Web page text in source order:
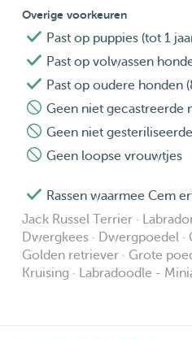
Overige voorkeuren
Past op puppies (tot 1
Past op volwassen
Past op oudere honden
Geen niet gecastreerde
Geen niet
Geen loopse vrouwtjes
Rassen waarmee Cem
Jack Russel Terrier ·
Dwergkees · Dwergpoedel
Golden retriever · Grote
Kruising · Labradoodle -